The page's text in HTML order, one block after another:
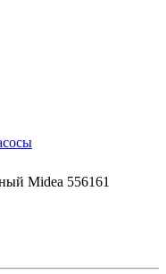
Midea 556161